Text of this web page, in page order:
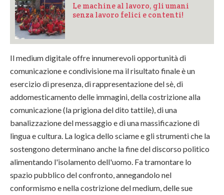
Le machine al lavoro, gli umani
senza lavoro felici e contenti!
Il medium digitale offre innumerevoli opportunità di
comunicazione e condivisione ma il risultato finale è un
esercizio di presenza, di rappresentazione del sè, di
addomesticamento delle immagini, della costrizione alla
comunicazione (la prigiona del dito tattile), di una
banalizzazione del messaggio e di una massificazione di
lingua e cultura. La logica dello sciame e gli strumenti che la
sostengono determinano anche la fine del discorso politico
alimentando l'isolamento dell'uomo. Fa tramontare lo
spazio pubblico del confronto, annegandolo nel
conformismo e nella costrizione del medium, delle sue